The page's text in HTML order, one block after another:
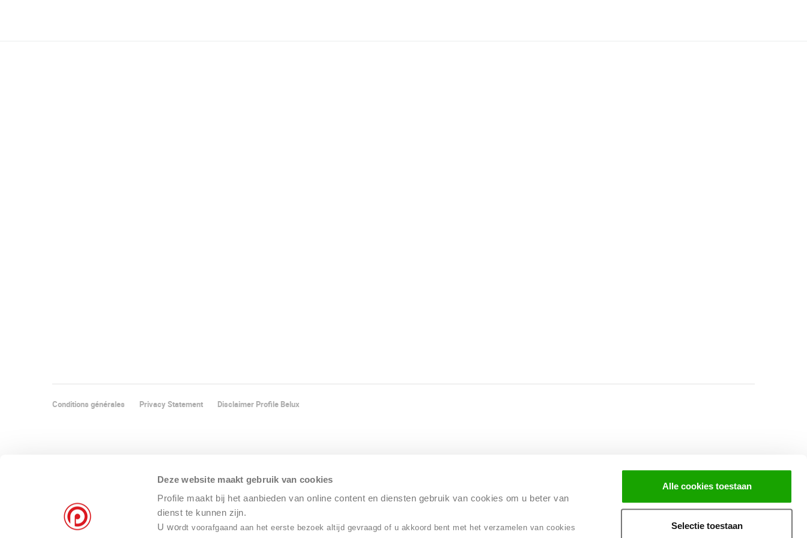
Deze website maakt gebruik van cookies
Profile maakt bij het aanbieden van online content en diensten gebruik van cookies om u beter van
dienst te kunnen zijn.
U wordt voorafgaand aan het eerste bezoek altijd gevraagd of u akkoord bent met het verzamelen van cookies
Alle cookies toestaan
Selectie toestaan
Conditions générales Privacy Statement Disclaimer Profile Belux